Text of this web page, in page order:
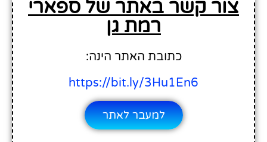
צור קשר באתר של ספארי
רמת גן
כתובת האתר הינה:
https://bit.ly/3Hu1En6
למעבר לאתר